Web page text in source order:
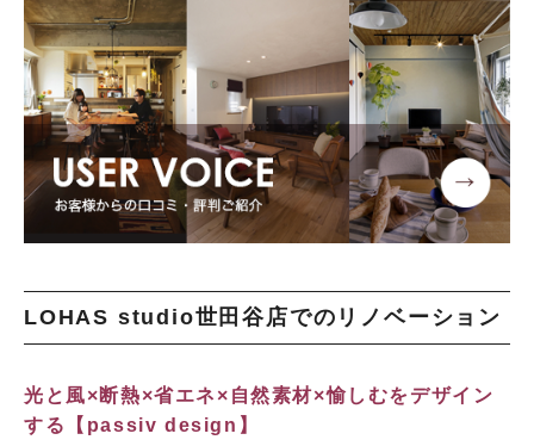
LOHAS studio世田谷店でのリノベーション
光と風×断熱×省エネ×自然素材×愉しむをデザイン
する【passiv design】